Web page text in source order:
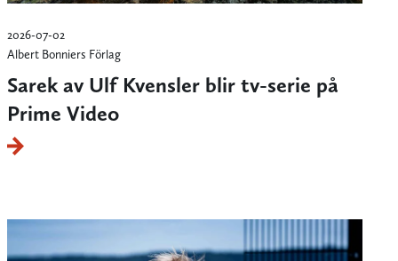
2026-07-02
Albert Bonniers Förlag
Sarek av Ulf Kvensler blir tv-serie på
Prime Video